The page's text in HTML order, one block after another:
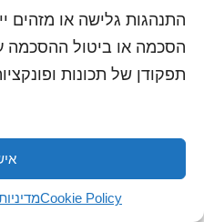
התנהגות גלישה או מזהים
הסכמה או ביטול ההסכמה
תפקודן של תכונות
Cookie Policy